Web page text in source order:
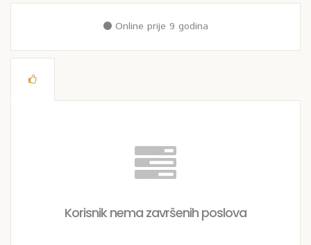
Online prije 9 godina
Korisnik nema završenih poslova